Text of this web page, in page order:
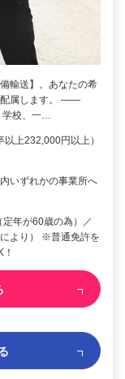
輸送】。あなたの希
配属します。 ――
校、一…
上232,000円以上）
いずれかの事業所へ
年が60歳の為）／
より） ※普通免許を